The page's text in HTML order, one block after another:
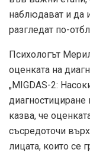
наблюдават и да
разгледат по-
Психологът
оценката на
„MIGDAS-2:
диагностициране
казва, че
съсредоточи
лицата, които се